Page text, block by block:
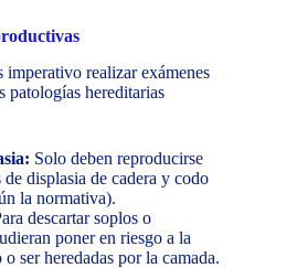
imperativo realizar exámenes
patologías hereditarias
Solo deben reproducirse
displasia de cadera y codo
la normativa).
descartar soplos o
poner en riesgo a la
ser heredadas por la camada.